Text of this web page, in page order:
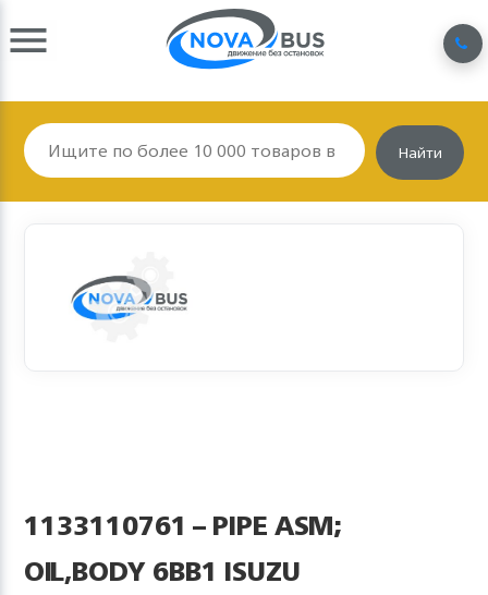
Найти
1133110761 – PIPE ASM;
OIL,BODY 6BB1 ISUZU